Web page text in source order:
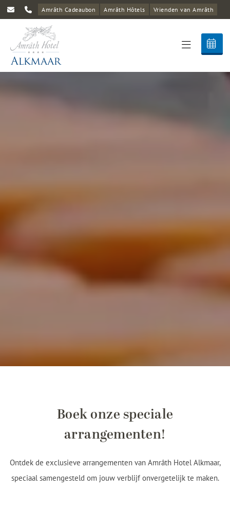
Amrâth Cadeaubon Amrâth Hôtels Vrienden van Amrâth
Boek onze speciale
arrangementen!
Ontdek de exclusieve arrangementen van Amrâth Hotel Alkmaar,
speciaal samengesteld om jouw verblijf onvergetelijk te maken.